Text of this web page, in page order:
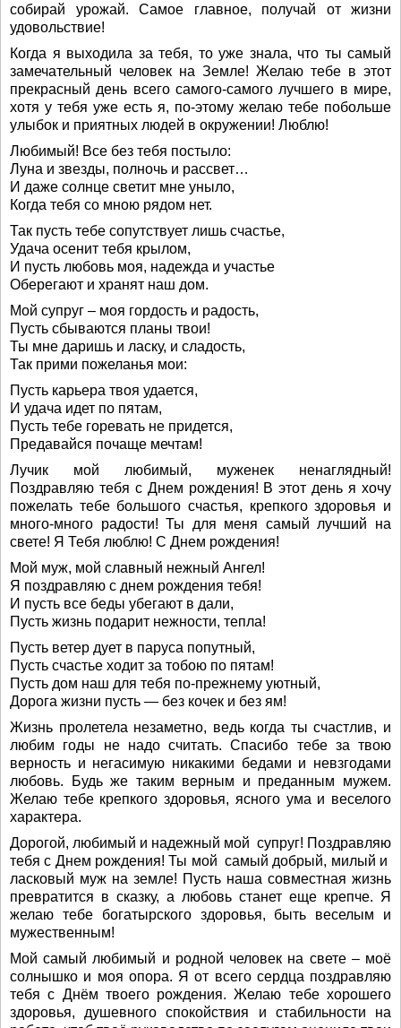
собирай урожай. Самое главное, получай от жизни
удовольствие!
Когда я выходила за тебя, то уже знала, что ты самый
замечательный человек на Земле! Желаю тебе в этот
прекрасный день всего самого-самого лучшего в мире,
хотя у тебя уже есть я, по-этому желаю тебе побольше
улыбок и приятных людей в окружении! Люблю!
Любимый! Все без тебя постыло:
Луна и звезды, полночь и рассвет…
И даже солнце светит мне уныло,
Когда тебя со мною рядом нет.
Так пусть тебе сопутствует лишь счастье,
Удача осенит тебя крылом,
И пусть любовь моя, надежда и участье
Оберегают и хранят наш дом.
Мой супруг – моя гордость и радость,
Пусть сбываются планы твои!
Ты мне даришь и ласку, и сладость,
Так прими пожеланья мои:
Пусть карьера твоя удается,
И удача идет по пятам,
Пусть тебе горевать не придется,
Предавайся почаще мечтам!
Лучик мой любимый, муженек ненаглядный!
Поздравляю тебя с Днем рождения! В этот день я хочу
пожелать тебе большого счастья, крепкого здоровья и
много-много радости! Ты для меня самый лучший на
свете! Я Тебя люблю! С Днем рождения!
Мой муж, мой славный нежный Ангел!
Я поздравляю с днем рождения тебя!
И пусть все беды убегают в дали,
Пусть жизнь подарит нежности, тепла!
Пусть ветер дует в паруса попутный,
Пусть счастье ходит за тобою по пятам!
Пусть дом наш для тебя по-прежнему уютный,
Дорога жизни пусть — без кочек и без ям!
Жизнь пролетела незаметно, ведь когда ты счастлив, и
любим годы не надо считать. Спасибо тебе за твою
верность и негасимую никакими бедами и невзгодами
любовь. Будь же таким верным и преданным мужем.
Желаю тебе крепкого здоровья, ясного ума и веселого
характера.
Дорогой, любимый и надежный мой супруг! Поздравляю
тебя с Днем рождения! Ты мой самый добрый, милый и
ласковый муж на земле! Пусть наша совместная жизнь
превратится в сказку, а любовь станет еще крепче. Я
желаю тебе богатырского здоровья, быть веселым и
мужественным!
Мой самый любимый и родной человек на свете – моё
солнышко и моя опора. Я от всего сердца поздравляю
тебя с Днём твоего рождения. Желаю тебе хорошего
здоровья, душевного спокойствия и стабильности на